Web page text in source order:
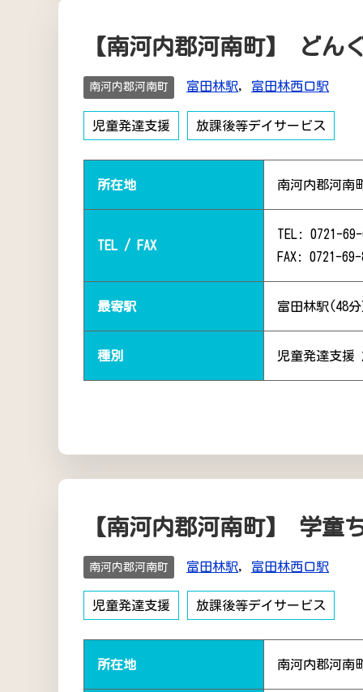
【南河内郡河南町】 どん
南河内郡河南町 富田林駅, 富田林西口駅
児童発達支援 放課後等デイサービス
所在地 南河内郡河南
TEL / FAX
TEL: 0721-69-
FAX: 0721-69-
最寄駅 富田林駅(48
種別 児童発達支援
【南河内郡河南町】 学童
南河内郡河南町 富田林駅, 富田林西口駅
児童発達支援 放課後等デイサービス
所在地 南河内郡河南